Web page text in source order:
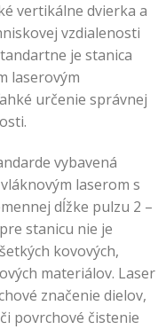
vertikálne dvierka a
vzdialenosti
je stanica
laserovým
určenie správnej
vybavená
laserom s
dĺžke pulzu 2 –
stanicu nie je
kovových,
materiálov. Laser
značenie dielov,
povrchové čistenie